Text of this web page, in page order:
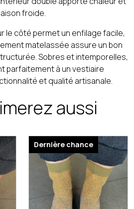
froide.
le côté permet un enfilage facile,
matelassée assure un bon
Sobres et intemporelles,
parfaitement à un vestiaire
et qualité artisanale.
aussi
Dernière chance